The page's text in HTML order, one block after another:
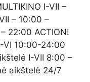
I-VII –
– 10:00 –
22:00 ACTION!
VI 10:00-24:00
I-VII 8:00 –
aikštelė 24/7